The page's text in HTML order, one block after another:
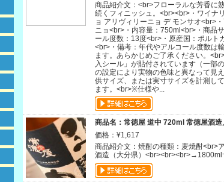
商品紹介文：<br>フローラルな芳香に
続くフィニッシュ。<br><br>・ワイナ
ョ アリヴィリーニョ デ モンサオ<br>
ニョ<br>・内容量：750ml<br>・商品
ール度数：13度<br>・原産国：ポルト
<br>・備考：年代やアルコール度数は
ます。あらかじめご了承ください。
入シール」が貼付されています（一部
の設定により実物の色味と異なって見
供サイズ、または実寸サイズを計測し
ます。<br>※仕様や...
商品名：常徳屋 道中 720ml 常徳屋酒
価格：¥1,617
商品紹介文：焼酎の種類：麦焼酎<br>
酒造（大分県）<br><br><br>→1800ml